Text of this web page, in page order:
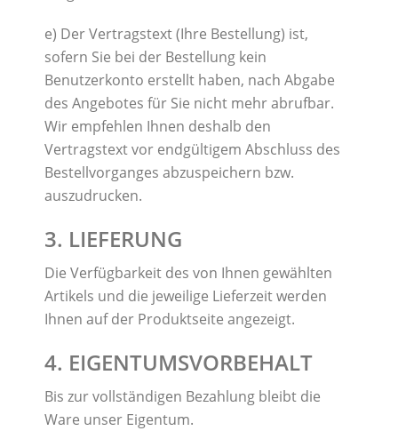
e) Der Vertragstext (Ihre Bestellung) ist,
sofern Sie bei der Bestellung kein
Benutzerkonto erstellt haben, nach Abgabe
des Angebotes für Sie nicht mehr abrufbar.
Wir empfehlen Ihnen deshalb den
Vertragstext vor endgültigem Abschluss des
Bestellvorganges abzuspeichern bzw.
auszudrucken.
3. LIEFERUNG
Die Verfügbarkeit des von Ihnen gewählten
Artikels und die jeweilige Lieferzeit werden
Ihnen auf der Produktseite angezeigt.
4. EIGENTUMSVORBEHALT
Bis zur vollständigen Bezahlung bleibt die
Ware unser Eigentum.